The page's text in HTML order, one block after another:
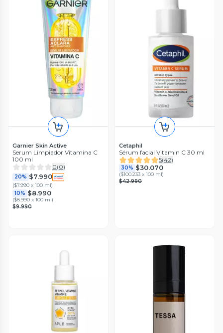
Garnier Skin Active
Serum Limpiador Vitamina C
100 ml
0(0)
20% $7.990
($7.990 x 100 ml)
10% $8.990
($8.990 x 100 ml)
$9.990
Cetaphil
Sérum facial Vitamin C 30 ml
5(42)
30% $30.070
($100.233 x 100 ml)
$42.990